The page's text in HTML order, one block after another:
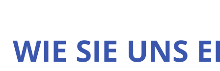
WIE SIE UNS